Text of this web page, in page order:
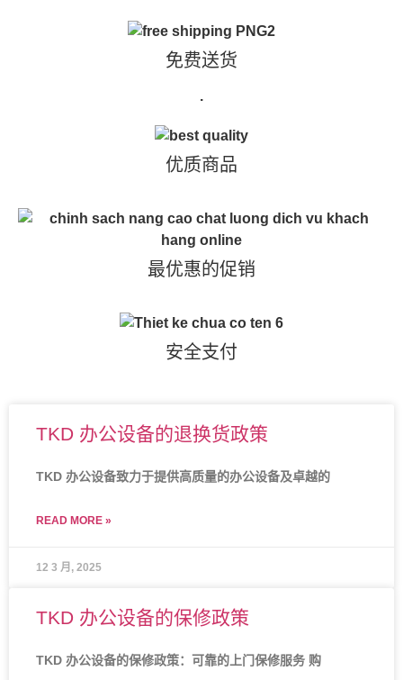
免费送货
.
优质商品
最优惠的促销
安全支付
TKD 办公设备的退换货政策
TKD 办公设备致力于提供高质量的办公设备及卓越的
READ MORE »
12 3 月, 2025
TKD 办公设备的保修政策
TKD 办公设备的保修政策：可靠的上门保修服务 购